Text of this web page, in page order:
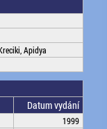
Apidya
Datum vydání
1999